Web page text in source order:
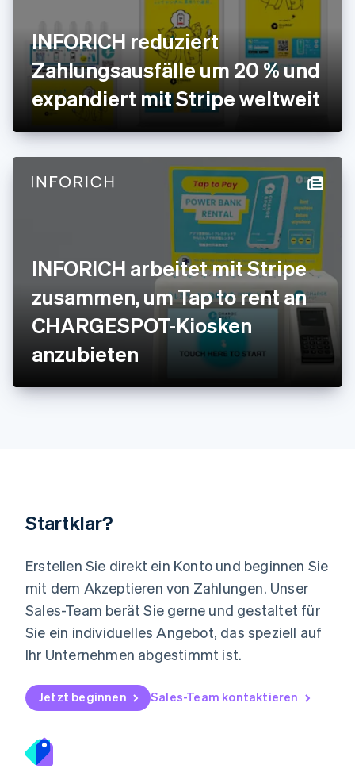
INFORICH reduziert
Zahlungsausfälle um 20 % und
expandiert mit Stripe weltweit
INFORICH arbeitet mit Stripe
zusammen, um Tap to rent an
CHARGESPOT-Kiosken
anzubieten
Startklar?
Erstellen Sie direkt ein Konto und beginnen Sie
mit dem Akzeptieren von Zahlungen. Unser
Sales-Team berät Sie gerne und gestaltet für
Sie ein individuelles Angebot, das speziell auf
Ihr Unternehmen abgestimmt ist.
Jetzt beginnen Sales-Team kontaktieren
Indien
English
Irland
English
Italien
Japan
日本語English
Kanada
EnglishFrançais
Liechtenstein
Litauen
English
Luxemburg
FrançaisDeutschEnglish
Malaysia
Malta
Nederlands English
Norwegen
Österreich
Polen
English
Portugal
Português English
Rumänien
Schweden
Svenska English
Deutsch
Singapur
English